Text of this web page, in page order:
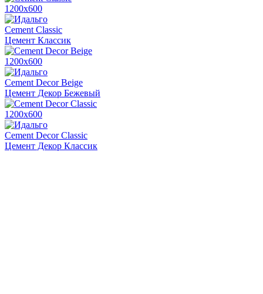
1200х600
Cement Classic
Цемент Классик
1200х600
Cement Decor Beige
Цемент Декор Бежевый
1200х600
Cement Decor Classic
Цемент Декор Классик